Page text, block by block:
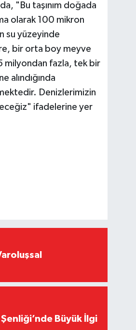
"Bu taşınım doğada
olarak 100 mikron
su yüzeyinde
bir orta boy meyve
milyondan fazla, tek bir
alındığında
Denizlerimizin
ifadelerine yer
Büyük İlgi